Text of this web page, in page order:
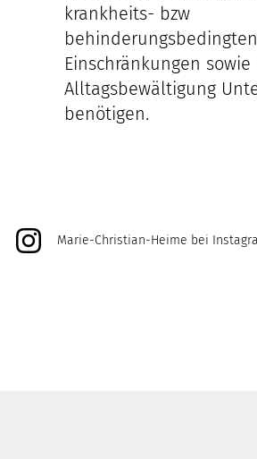
krankheits- bzw
behinderungsbedingten
Einschränkungen
Alltagsbewältigung
benötigen.
Marie-Christian-Heime bei